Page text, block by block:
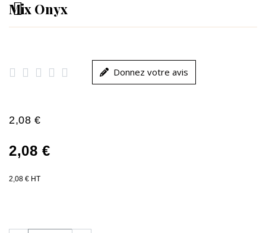
Mix Onyx
     Donnez votre avis
2,08 €
2,08 €
2,08 € HT